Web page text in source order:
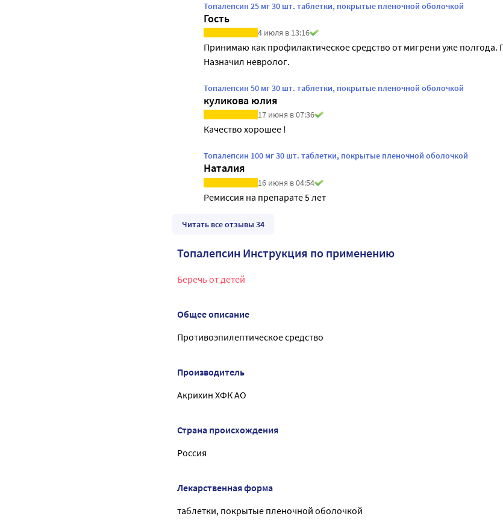
Топалепсин 25 мг 30 шт. таблетки, покрытые пленочной оболочкой
Гость
4 июля в 13:16
Принимаю как профилактическое средство от мигрени уже полгода.
Назначил невролог.
Топалепсин 50 мг 30 шт. таблетки, покрытые пленочной оболочкой
куликова юлия
17 июня в 07:36
Качество хорошее !
Топалепсин 100 мг 30 шт. таблетки, покрытые пленочной оболочкой
Наталия
16 июня в 04:54
Ремиссия на препарате 5 лет
Читать все отзывы 34
Топалепсин Инструкция по применению
Беречь от детей
Общее описание
Противоэпилептическое средство
Производитель
Акрихин ХФК АО
Страна происхождения
Россия
Лекарственная форма
таблетки, покрытые пленочной оболочкой